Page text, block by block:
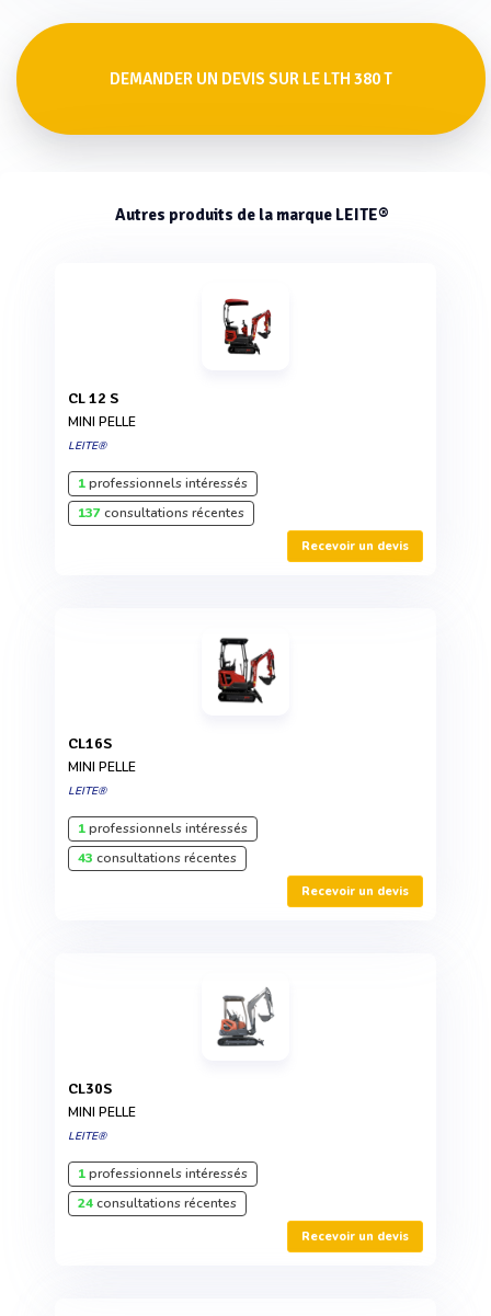
DEMANDER UN DEVIS SUR LE LTH 380 T
Autres produits de la marque LEITE®
CL 12 S
MINI PELLE
LEITE®
1professionnels intéressés
137consultations récentes
Recevoir un devis
CL16S
MINI PELLE
LEITE®
1professionnels intéressés
43 consultations récentes
Recevoir un devis
CL30S
MINI PELLE
LEITE®
1professionnels intéressés
24consultations récentes
Recevoir un devis